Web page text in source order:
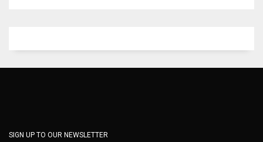
SIGN UP TO OUR NEWSLETTER